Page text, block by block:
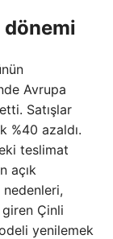
dönemi
Avrupa
Satışlar
%40 azaldı.
teslimat
açık
Çinli
yenilemek